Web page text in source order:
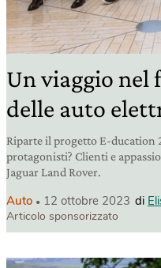
Un viaggio nel
delle auto
Riparte il progetto E-ducation
protagonisti? Clienti e
Jaguar Land Rover.
Auto 12 ottobre 2023 di
Articolo sponsorizzato